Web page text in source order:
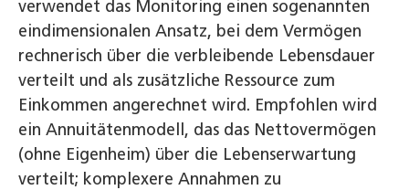
verwendet das Monitoring einen sogenannten
eindimensionalen Ansatz, bei dem Vermögen
rechnerisch über die verbleibende Lebensdauer
verteilt und als zusätzliche Ressource zum
Einkommen angerechnet wird. Empfohlen wird
ein Annuitätenmodell, das das Nettovermögen
(ohne Eigenheim) über die Lebenserwartung
verteilt; komplexere Annahmen zu